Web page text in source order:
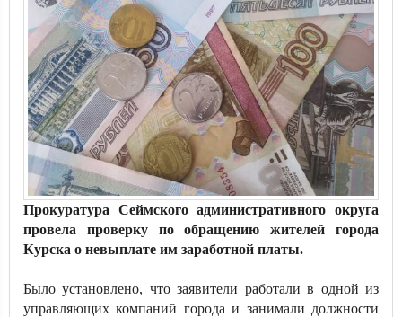
Прокуратура Сеймского административного округа
провела проверку по обращению жителей города
Курска о невыплате им заработной платы.
Было установлено, что заявители работали в одной из
управляющих компаний города и занимали должности